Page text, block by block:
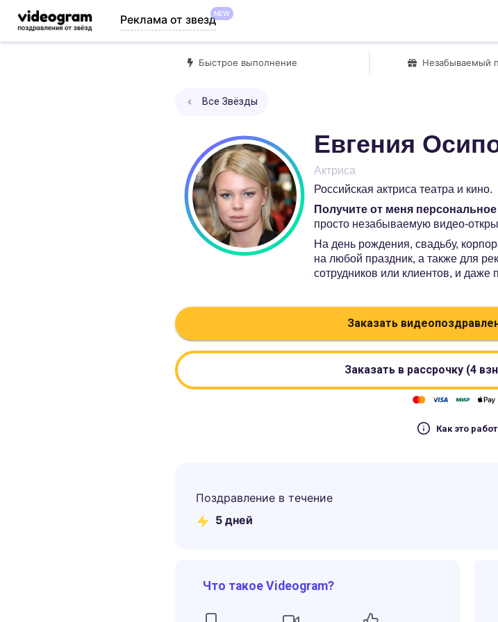
Реклама от звездNEW
Быстрое выполнение Незабываемый
Все Звёзды
Евгения
Актриса
Российская актриса театра и кино.
Получите от меня
просто незабываемую видео-
На день рождения, свадьбу,
на любой праздник, а также для
сотрудников или клиентов, и даже
Заказать
Заказать в рассрочку (4
Как это
Поздравление в течение
5 дней
Что такое Videogram?